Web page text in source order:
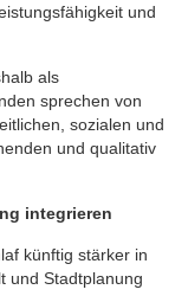
und
als
sprechen von
sozialen und
und qualitativ
integrieren
künftig stärker in
und Stadtplanung